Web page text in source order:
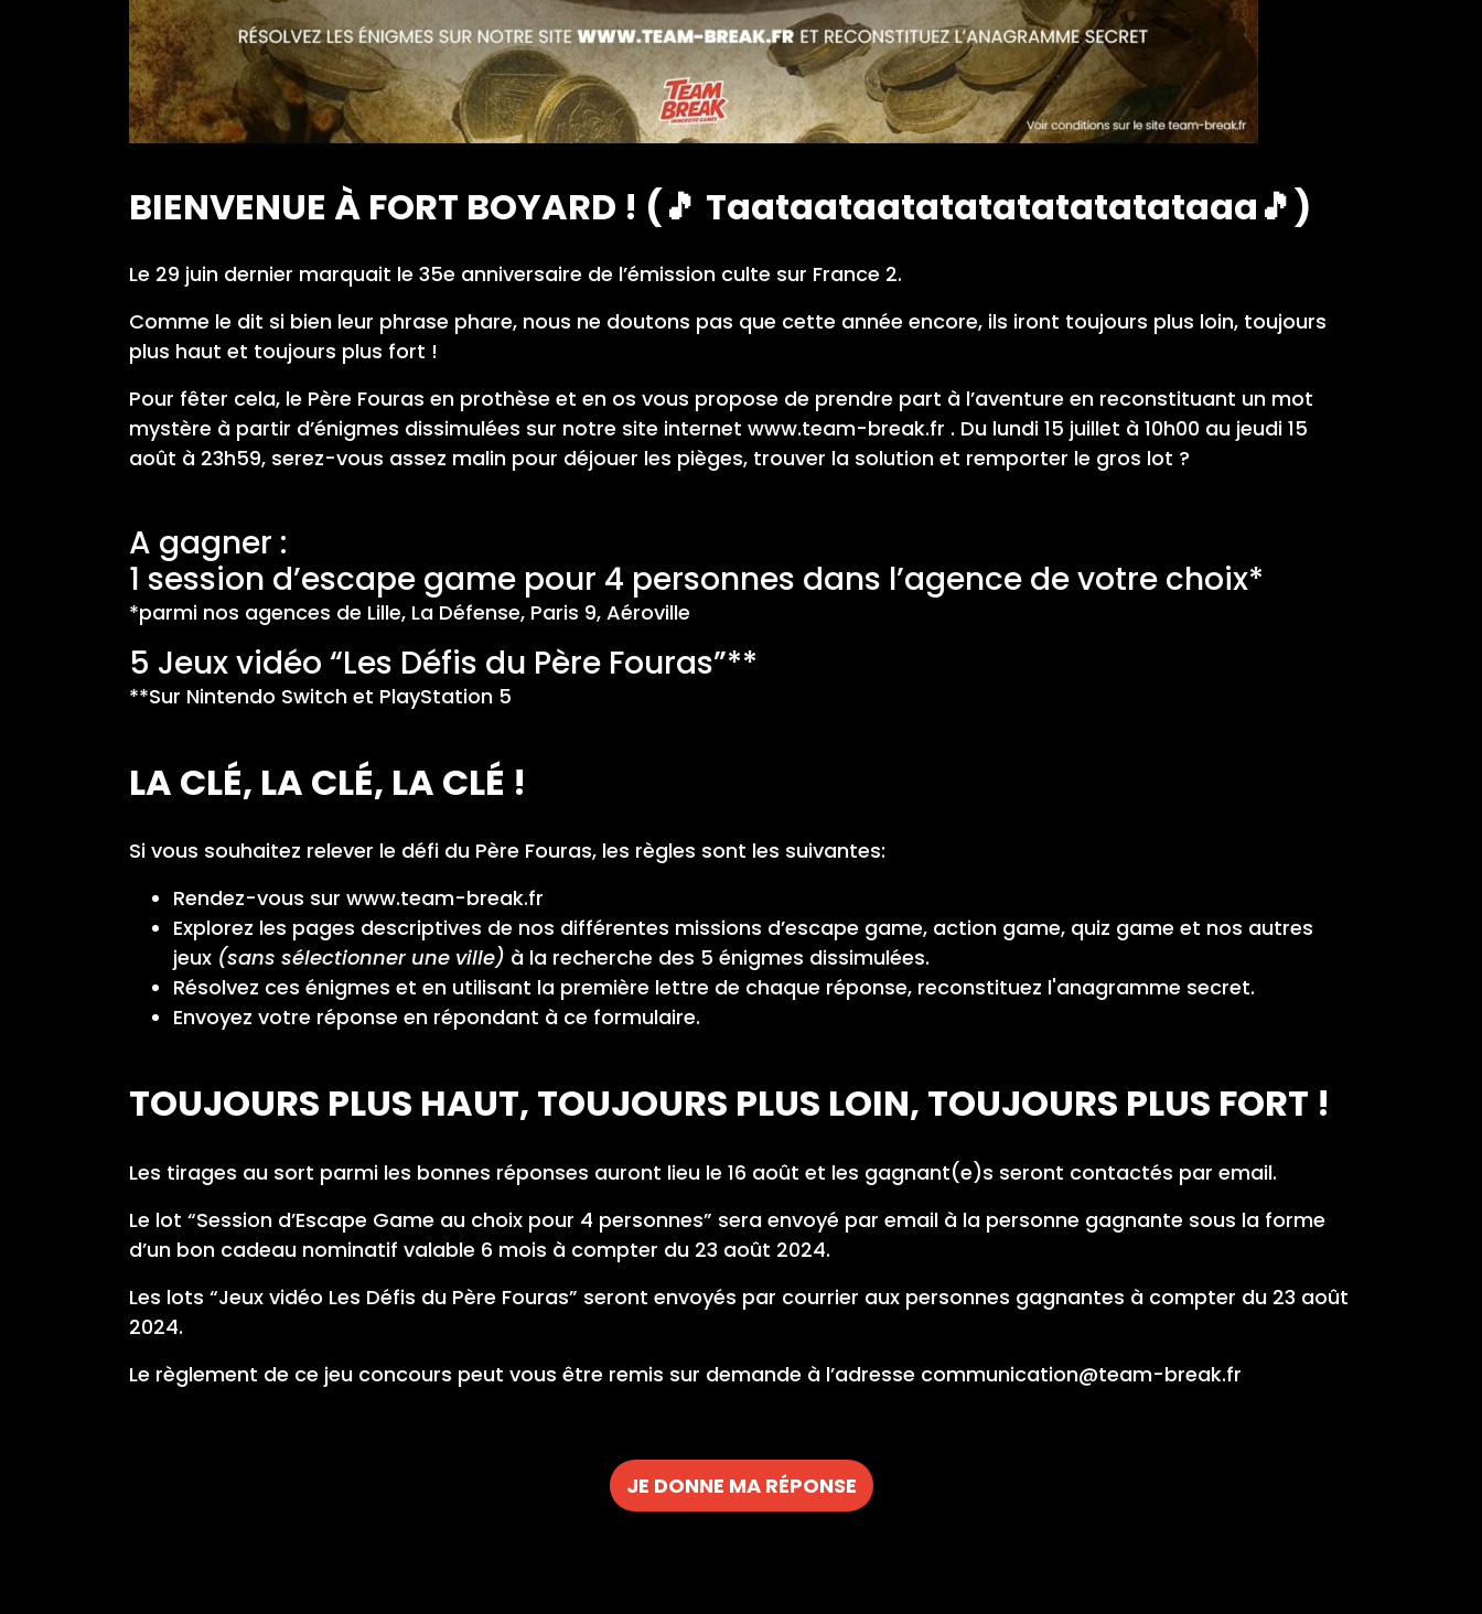
BIENVENUE À FORT BOYARD ! (🎵 Taataataatatatatatatatataaa🎵)
Le 29 juin dernier marquait le 35e anniversaire de l’émission culte sur France 2.
Comme le dit si bien leur phrase phare, nous ne doutons pas que cette année encore, ils iront toujours plus loin, toujours
plus haut et toujours plus fort !
Pour fêter cela, le Père Fouras en prothèse et en os vous propose de prendre part à l’aventure en reconstituant un mot
mystère à partir d’énigmes dissimulées sur notre site internet www.team-break.fr . Du lundi 15 juillet à 10h00 au jeudi 15
août à 23h59, serez-vous assez malin pour déjouer les pièges, trouver la solution et remporter le gros lot ?
A gagner :
1 session d’escape game pour 4 personnes dans l’agence de votre choix*
*parmi nos agences de Lille, La Défense, Paris 9, Aéroville
5 Jeux vidéo “Les Défis du Père Fouras”**
**Sur Nintendo Switch et PlayStation 5
LA CLÉ, LA CLÉ, LA CLÉ !
Si vous souhaitez relever le défi du Père Fouras, les règles sont les suivantes:
Rendez-vous sur www.team-break.fr
Explorez les pages descriptives de nos différentes missions d’escape game, action game, quiz game et nos autres
jeux (sans sélectionner une ville) à la recherche des 5 énigmes dissimulées.
Résolvez ces énigmes et en utilisant la première lettre de chaque réponse, reconstituez l'anagramme secret.
Envoyez votre réponse en répondant à ce formulaire.
TOUJOURS PLUS HAUT, TOUJOURS PLUS LOIN, TOUJOURS PLUS FORT !
Les tirages au sort parmi les bonnes réponses auront lieu le 16 août et les gagnant(e)s seront contactés par email.
Le lot “Session d’Escape Game au choix pour 4 personnes” sera envoyé par email à la personne gagnante sous la forme
d’un bon cadeau nominatif valable 6 mois à compter du 23 août 2024.
Les lots “Jeux vidéo Les Défis du Père Fouras” seront envoyés par courrier aux personnes gagnantes à compter du 23 août
2024.
Le règlement de ce jeu concours peut vous être remis sur demande à l’adresse communication@team-break.fr
JE DONNE MA RÉPONSE